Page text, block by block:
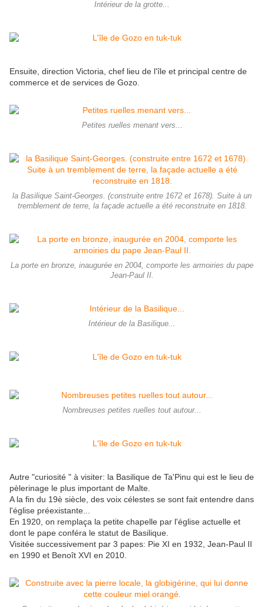
Intérieur de la grotte...
Ensuite, direction Victoria, chef lieu de l'île et principal centre de
commerce et de services de Gozo.
Petites ruelles menant vers...
la Basilique Saint-Georges. (construite entre 1672 et 1678). Suite à un
tremblement de terre, la façade actuelle a été reconstruite en 1818.
La porte en bronze, inaugurée en 2004, comporte les armoiries du pape
Jean-Paul II.
Intérieur de la Basilique...
Nombreuses petites ruelles tout autour...
Autre "curiosité " à visiter: la Basilique de Ta'Pinu qui est le lieu de
pèlerinage le plus important de Malte.
A la fin du 19è siècle, des voix célestes se sont fait entendre dans
l'église préexistante...
En 1920, on remplaça la petite chapelle par l'église actuelle et
dont le pape conféra le statut de Basilique.
Visitée successivement par 3 papes: Pie XI en 1932, Jean-Paul II
en 1990 et Benoît XVI en 2010.